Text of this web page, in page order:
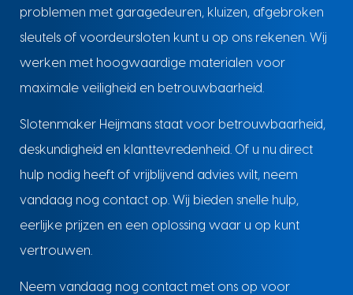
problemen met garagedeuren, kluizen, afgebroken
sleutels of voordeursloten kunt u op ons rekenen. Wij
werken met hoogwaardige materialen voor
maximale veiligheid en betrouwbaarheid.
Slotenmaker Heijmans staat voor betrouwbaarheid,
deskundigheid en klanttevredenheid. Of u nu direct
hulp nodig heeft of vrijblijvend advies wilt, neem
vandaag nog contact op. Wij bieden snelle hulp,
eerlijke prijzen en een oplossing waar u op kunt
vertrouwen.
Neem vandaag nog contact met ons op voor